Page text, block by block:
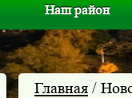
Наш район
Главная /